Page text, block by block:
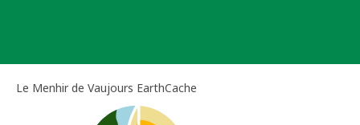
Le Menhir de Vaujours EarthCache